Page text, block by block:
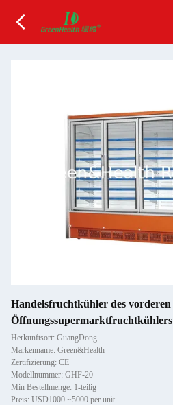
Handelsfruchtkühler des vorderen
Öffnungssupermarktfruchtkühlers
Herkunftsort: GuangDong
Markenname: Green&Health
Zertifizierung: CE
Modellnummer: GHF-20
Min Bestellmenge: 1-teilig
Preis: USD1000 ~5000 per unit